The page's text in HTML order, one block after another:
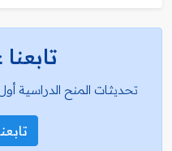
تحديثات المنح الدراسية